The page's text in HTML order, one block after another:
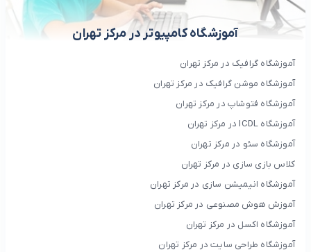
آموزشگاه کامپیوتر در مرکز تهران
آموزشگاه گرافیک در مرکز تهران
آموزشگاه موشن گرافیک در مرکز تهران
آموزشگاه فتوشاپ در مرکز تهران
آموزشگاه ICDL در مرکز تهران
آموزشگاه سئو در مرکز تهران
کلاس بازی سازی در مرکز تهران
آموزشگاه انیمیشن سازی در مرکز تهران
آموزش هوش مصنوعی در مرکز تهران
آموزشگاه اکسل در مرکز تهران
آموزشگاه طراحی سایت در مرکز تهران